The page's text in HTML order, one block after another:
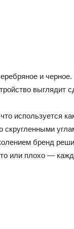
и
выглядит
используется
бренд
или плохо —